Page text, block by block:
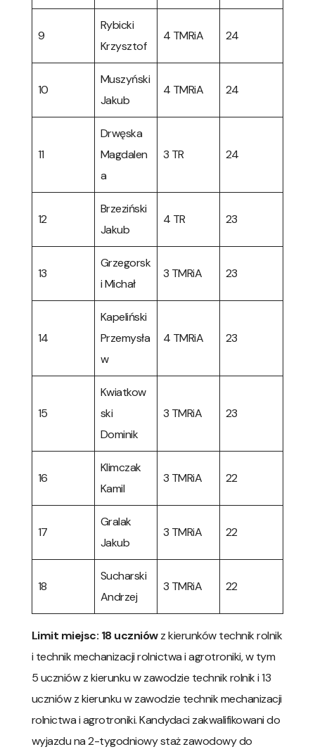
9
Rybicki
Krzysztof
4 TMRiA 24
10
Muszyński
Jakub
4 TMRiA 24
11
Drwęska
Magdalen
a
3 TR 24
12
Brzeziński
Jakub
4 TR 23
13
Grzegorsk
i Michał
3 TMRiA 23
14
Kapeliński
Przemysła
w
4 TMRiA 23
15
Kwiatkow
ski
Dominik
3 TMRiA 23
16
Klimczak
Kamil
3 TMRiA 22
17
Gralak
Jakub
3 TMRiA 22
18
Sucharski
Andrzej
3 TMRiA 22
Limit miejsc: 18 uczniówz kierunków technik rolnik
i technik mechanizacji rolnictwa i agrotroniki, w tym
5 uczniów z kierunku w zawodzie technik rolnik i 13
uczniów z kierunku w zawodzie technik mechanizacji
rolnictwa i agrotroniki. Kandydaci zakwalifikowani do
wyjazdu na 2-tygodniowy staż zawodowy do